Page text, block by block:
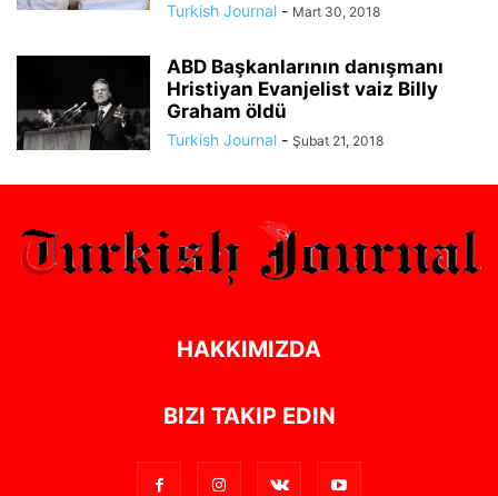
Turkish Journal - Mart 30, 2018
ABD Başkanlarının danışmanı
Hristiyan Evanjelist vaiz Billy
Graham öldü
Turkish Journal - Şubat 21, 2018
HAKKIMIZDA
BIZI TAKIP EDIN